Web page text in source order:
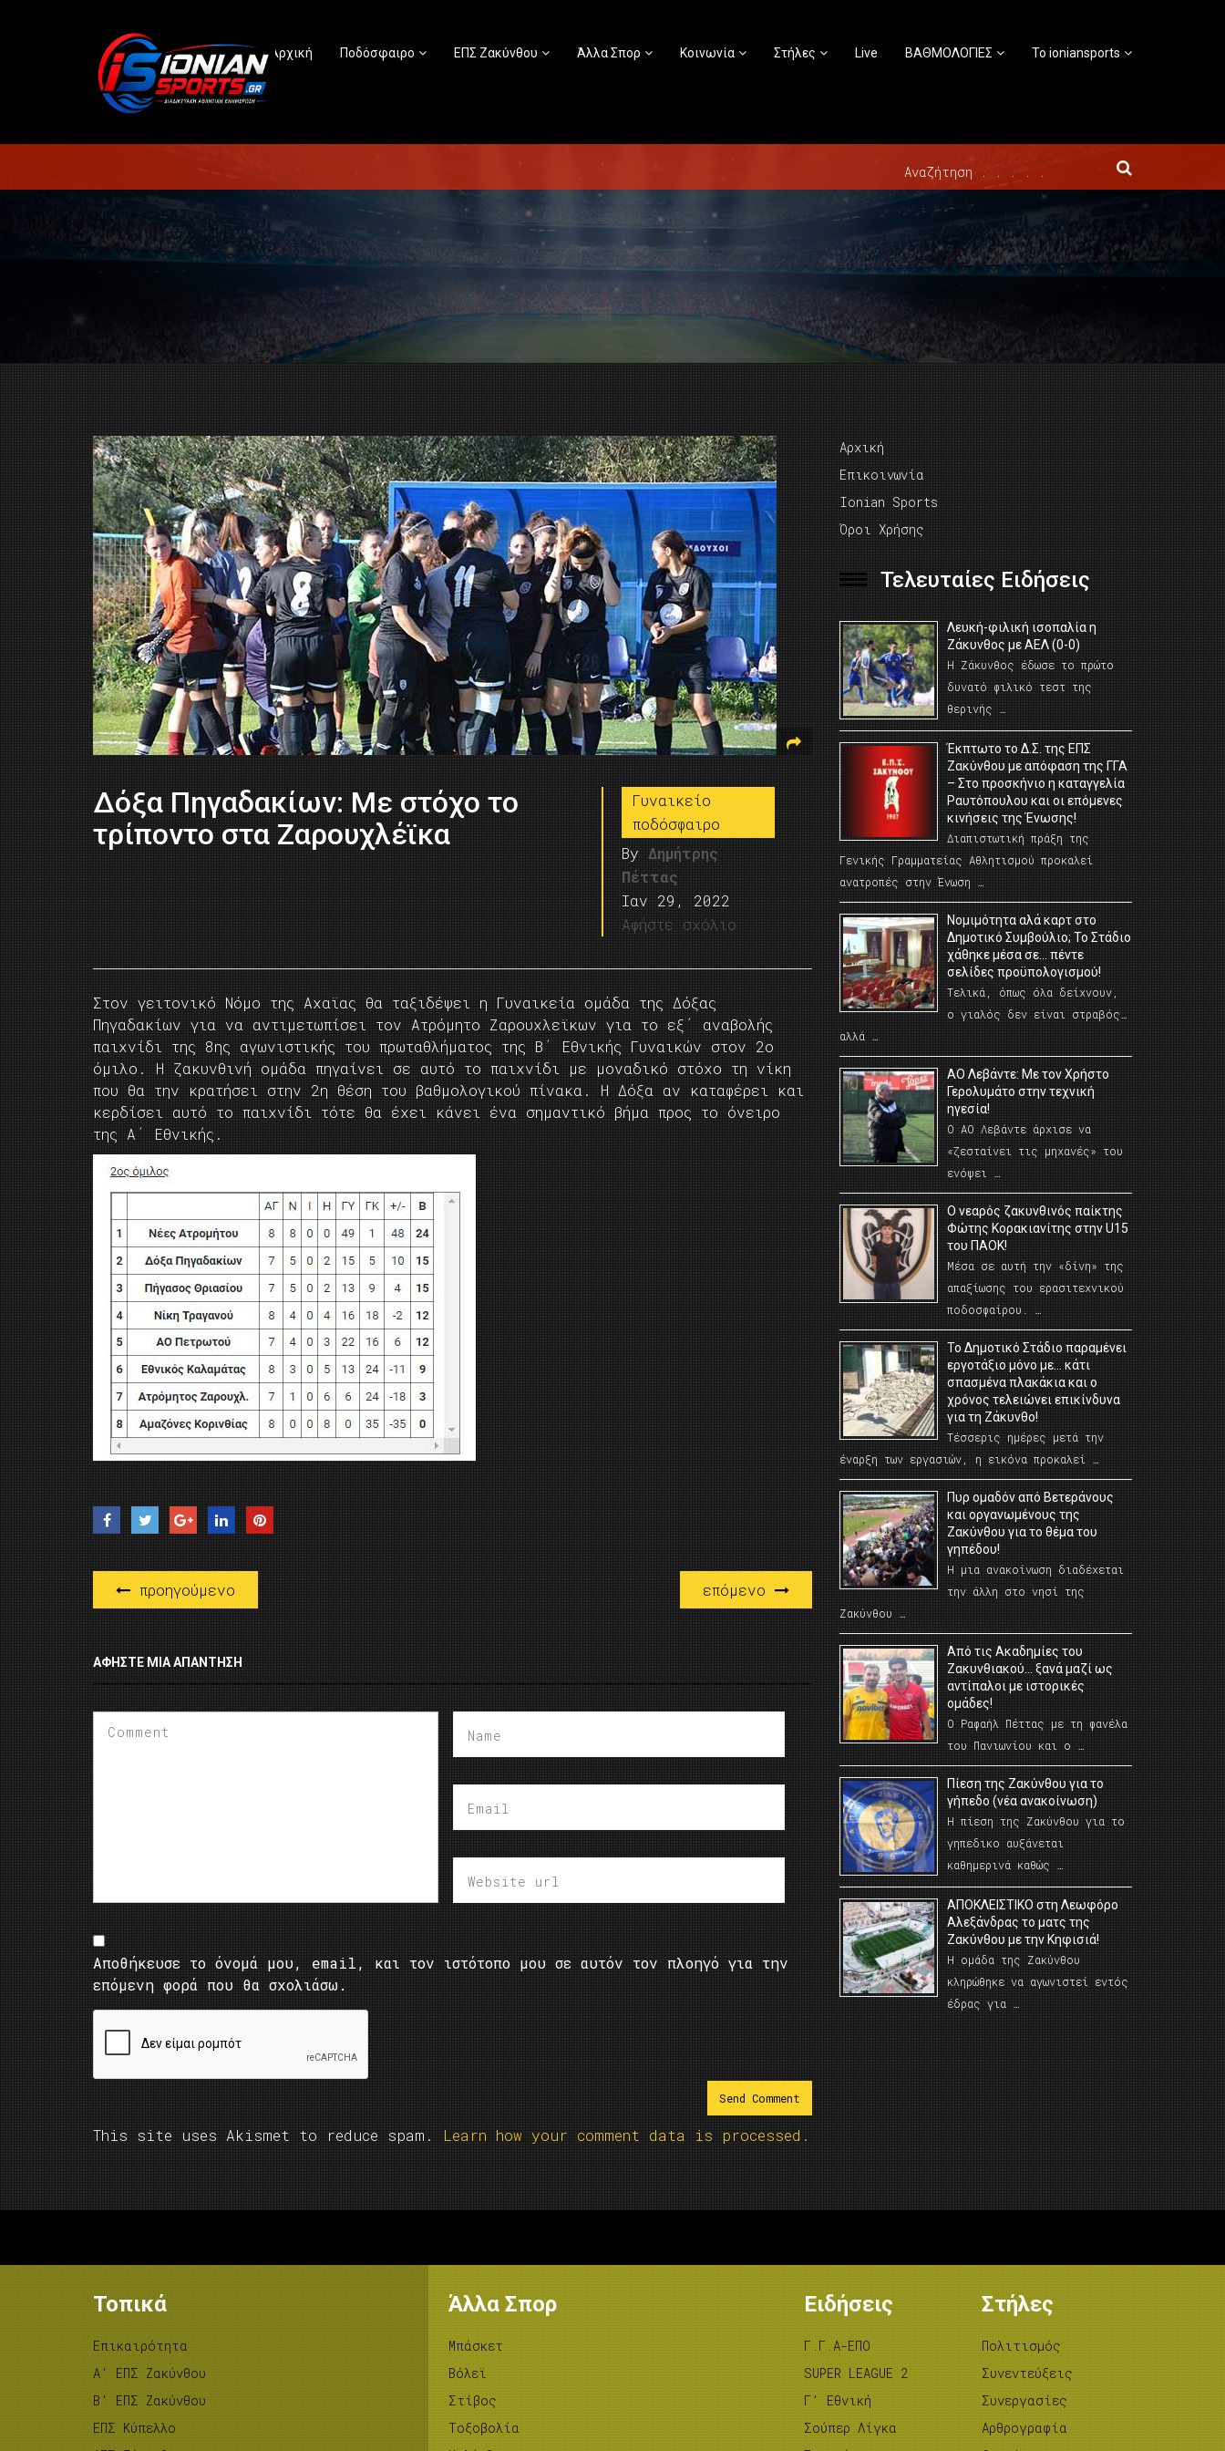
Αρχική Ποδόσφαιρο ΕΠΣ Ζακύνθου Άλλα Σπορ Κοινωνία Στήλες Live ΒΑΘΜΟΛΟΓΙΕΣ Το ioniansports
Δόξα Πηγαδακίων: Με στόχο το
τρίποντο στα Ζαρουχλέϊκα
Γυναικείο
ποδόσφαιρο
By Δημήτρης
Πέττας
Ιαν 29, 2022
Αφήστε σχόλιο
Στον γειτονικό Νόμο της Αχαϊας θα ταξιδέψει η Γυναικεία ομάδα της Δόξας
Πηγαδακίων για να αντιμετωπίσει τον Ατρόμητο Ζαρουχλεϊκων για το εξ΄ αναβολής
παιχνίδι της 8ης αγωνιστικής του πρωταθλήματος της Β΄ Εθνικής Γυναικών στον 2ο
όμιλο. Η ζακυνθινή ομάδα πηγαίνει σε αυτό το παιχνίδι με μοναδικό στόχο τη νίκη
που θα την κρατήσει στην 2η θέση του βαθμολογικού πίνακα. Η Δόξα αν καταφέρει και
κερδίσει αυτό το παιχνίδι τότε θα έχει κάνει ένα σημαντικό βήμα προς το όνειρο
της Α΄ Εθνικής.
προηγούμενο επόμενο
ΑΦΉΣΤΕ ΜΙΑ ΑΠΆΝΤΗΣΗ
Αποθήκευσε το όνομά μου, email, και τον ιστότοπο μου σε αυτόν τον πλοηγό για την
επόμενη φορά που θα σχολιάσω.
This site uses Akismet to reduce spam. Learn how your comment data is processed.
Αρχική
Επικοινωνία
Ionian Sports
Όροι Χρήσης
Τελευταίες Ειδήσεις
Λευκή-φιλική ισοπαλία η
Ζάκυνθος με ΑΕΛ (0-0)
Η Ζάκυνθος έδωσε το πρώτο
δυνατό φιλικό τεστ της
θερινής …
Έκπτωτο το Δ.Σ. της ΕΠΣ
Ζακύνθου με απόφαση της ΓΓΑ
– Στο προσκήνιο η καταγγελία
Ραυτόπουλου και οι επόμενες
κινήσεις της Ένωσης!
Διαπιστωτική πράξη της
Γενικής Γραμματείας Αθλητισμού προκαλεί
ανατροπές στην Ένωση …
Νομιμότητα αλά καρτ στο
Δημοτικό Συμβούλιο; Το Στάδιο
χάθηκε μέσα σε… πέντε
σελίδες προϋπολογισμού!
Τελικά, όπως όλα δείχνουν,
ο γιαλός δεν είναι στραβός…
αλλά …
ΑΟ Λεβάντε: Με τον Χρήστο
Γερολυμάτο στην τεχνική
ηγεσία!
Ο ΑΟ Λεβάντε άρχισε να
«ζεσταίνει τις μηχανές» του
ενόψει …
O νεαρός ζακυνθινός παίκτης
Φώτης Κορακιανίτης στην U15
του ΠΑΟΚ!
Μέσα σε αυτή την «δίνη» της
απαξίωσης του ερασιτεχνικού
ποδοσφαίρου. …
Το Δημοτικό Στάδιο παραμένει
εργοτάξιο μόνο με… κάτι
σπασμένα πλακάκια και ο
χρόνος τελειώνει επικίνδυνα
για τη Ζάκυνθο!
Τέσσερις ημέρες μετά την
έναρξη των εργασιών, η εικόνα προκαλεί …
Πυρ ομαδόν από Βετεράνους
και οργανωμένους της
Ζακύνθου για το θέμα του
γηπέδου!
Η μια ανακοίνωση διαδέχεται
την άλλη στο νησί της
Ζακύνθου …
Από τις Ακαδημίες του
Ζακυνθιακού… ξανά μαζί ως
αντίπαλοι με ιστορικές
ομάδες!
Ο Ραφαήλ Πέττας με τη φανέλα
του Πανιωνίου και ο …
Πίεση της Ζακύνθου για το
γήπεδο (νέα ανακοίνωση)
Η πίεση της Ζακύνθου για το
γηπεδικο αυξάνεται
καθημερινά καθώς …
AΠΟΚΛΕΙΣΤΙΚΟ στη Λεωφόρο
Αλεξάνδρας το ματς της
Ζακύνθου με την Κηφισιά!
Η ομάδα της Ζακύνθου
κληρώθηκε να αγωνιστεί εντός
έδρας για …
Τοπικά
Επικαιρότητα
A’ ΕΠΣ Ζακύνθου
B’ ΕΠΣ Ζακύνθου
ΕΠΣ Κύπελλο
Άλλα Σπορ
Μπάσκετ
Βόλεϊ
Στίβος
Tοξοβολία
Ειδήσεις
Γ.Γ.Α-ΕΠΟ
SUPER LEAGUE 2
Γ’ Εθνική
Σούπερ Λίγκα
Στήλες
Πολιτισμός
Συνεντεύξεις
Συνεργασίες
Αρθρογραφία